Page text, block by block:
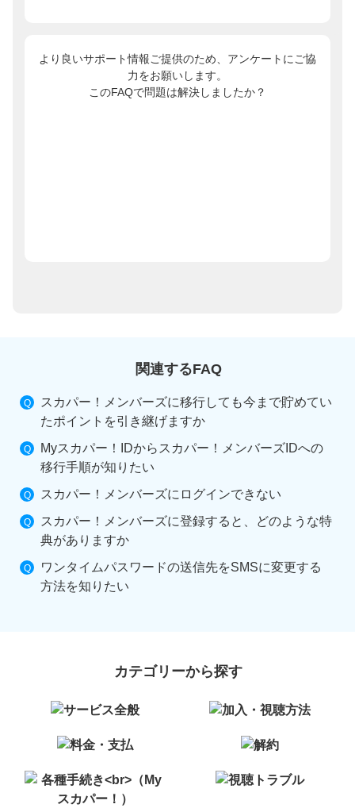
より良いサポート情報ご提供のため、アンケートにご協
力をお願いします。
このFAQで問題は解決しましたか？
関連するFAQ
スカパー！メンバーズに移行しても今まで貯めてい
たポイントを引き継げますか
Myスカパー！IDからスカパー！メンバーズIDへの
移行手順が知りたい
スカパー！メンバーズにログインできない
スカパー！メンバーズに登録すると、どのような特
典がありますか
ワンタイムパスワードの送信先をSMSに変更する
方法を知りたい
カテゴリーから探す